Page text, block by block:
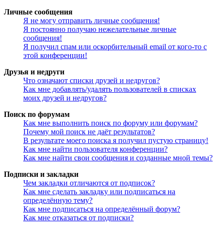
Личные сообщения
Я не могу отправить личные сообщения!
Я постоянно получаю нежелательные личные
сообщения!
Я получил спам или оскорбительный email от кого-то с
этой конференции!
Друзья и недруги
Что означают списки друзей и недругов?
Как мне добавлять/удалять пользователей в списках
моих друзей и недругов?
Поиск по форумам
Как мне выполнить поиск по форуму или форумам?
Почему мой поиск не даёт результатов?
В результате моего поиска я получил пустую страницу!
Как мне найти пользователя конференции?
Как мне найти свои сообщения и созданные мной темы?
Подписки и закладки
Чем закладки отличаются от подписок?
Как мне сделать закладку или подписаться на
определённую тему?
Как мне подписаться на определённый форум?
Как мне отказаться от подписки?